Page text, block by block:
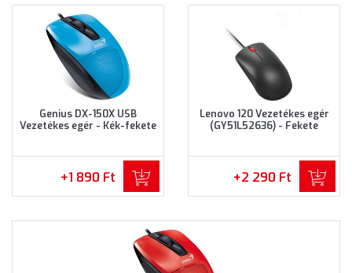
Genius DX-150X USB
Vezetékes egér - Kék-fekete
+1 890 Ft
Lenovo 120 Vezetékes egér
(GY51L52636) - Fekete
+2 290 Ft